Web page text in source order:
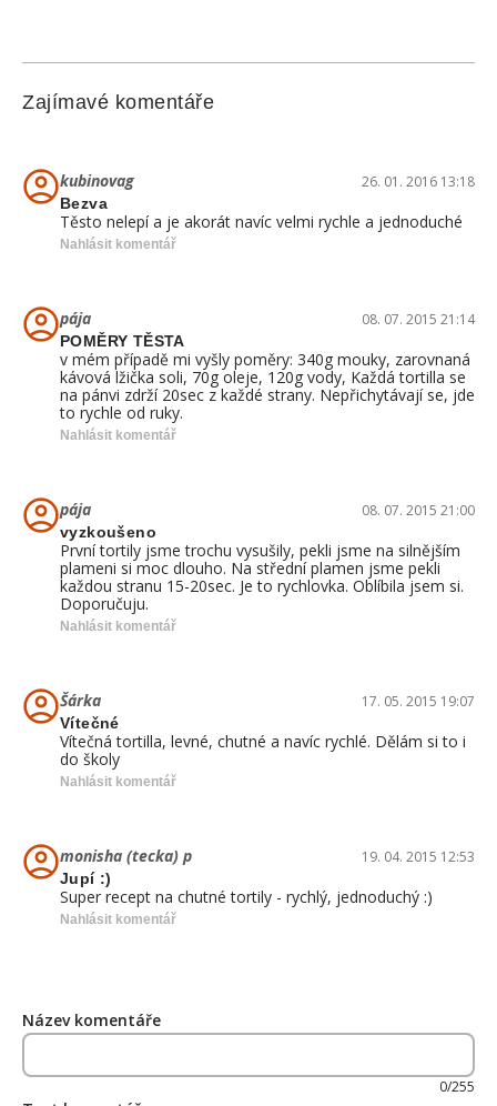
Zajímavé komentáře
kubinovag 26. 01. 2016 13:18
Bezva
Těsto nelepí a je akorát navíc velmi rychle a jednoduché
Nahlásit komentář
pája 08. 07. 2015 21:14
POMĚRY TĚSTA
v mém případě mi vyšly poměry: 340g mouky, zarovnaná
kávová lžička soli, 70g oleje, 120g vody, Každá tortilla se
na pánvi zdrží 20sec z každé strany. Nepřichytávají se, jde
to rychle od ruky.
Nahlásit komentář
pája 08. 07. 2015 21:00
vyzkoušeno
První tortily jsme trochu vysušily, pekli jsme na silnějším
plameni si moc dlouho. Na střední plamen jsme pekli
každou stranu 15-20sec. Je to rychlovka. Oblíbila jsem si.
Doporučuju.
Nahlásit komentář
Šárka 17. 05. 2015 19:07
Vítečné
Vítečná tortilla, levné, chutné a navíc rychlé. Dělám si to i
do školy
Nahlásit komentář
monisha (tecka) p 19. 04. 2015 12:53
Jupí :)
Super recept na chutné tortily - rychlý, jednoduchý :)
Nahlásit komentář
Název komentáře
0/255